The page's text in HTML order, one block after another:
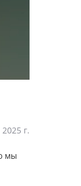
г.
мы